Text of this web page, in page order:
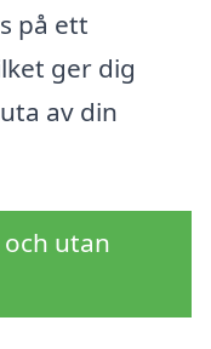
på ett
ger dig
av din
utan